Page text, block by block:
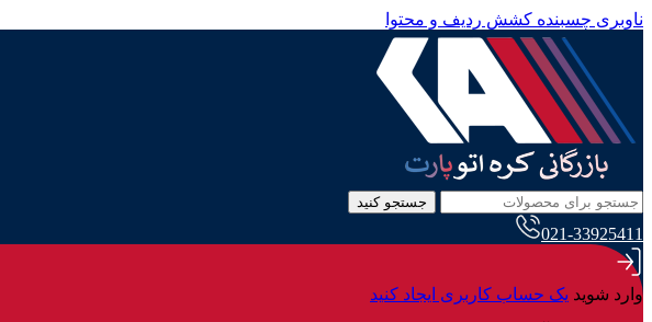
ناوبری چسبنده کشش ردیف و محتوا
جستجو کنید
021-33925411
وارد شوید یک حساب کاربری ایجاد کنید